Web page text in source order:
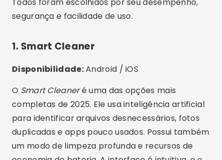
duplicadas e apps pouco usados. Possui também
um modo de limpeza profunda e recursos de
aplicativo oferece relatórios visuais de
desempenho após cada limpeza.
Publicidade - SpotAds
2. CCleaner Mobile
Disponibilidade:Android / iOS / Web